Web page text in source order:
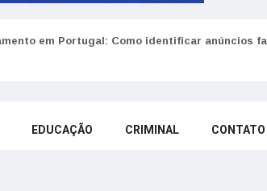
em Portugal: Como identificar anúncios
EDUCAÇÃO CRIMINAL CONTATO